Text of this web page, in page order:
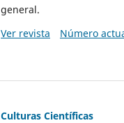
general.
Ver revista
Número
Culturas Científicas